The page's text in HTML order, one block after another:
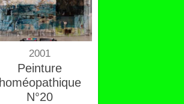
2001
Peinture
homéopathique
N°20